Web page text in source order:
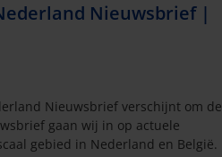
Nieuwsbrief |
Nieuwsbrief verschijnt om de
gaan wij in op actuele
gebied in Nederland en België.